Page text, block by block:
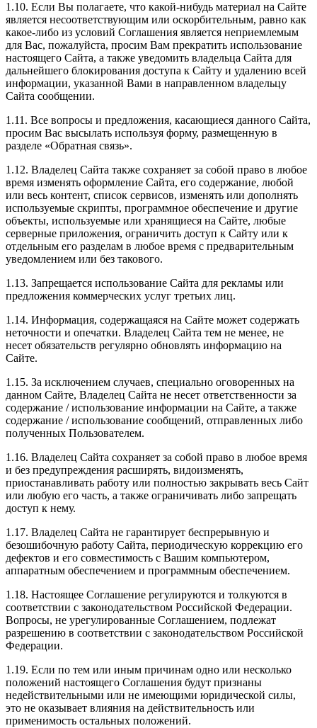
1.10. Если Вы полагаете, что какой-нибудь материал на Сайте
является несоответствующим или оскорбительным, равно как
какое-либо из условий Соглашения является неприемлемым
для Вас, пожалуйста, просим Вам прекратить использование
настоящего Сайта, а также уведомить владельца Сайта для
дальнейшего блокирования доступа к Сайту и удалению всей
информации, указанной Вами в направленном владельцу
Сайта сообщении.
1.11. Все вопросы и предложения, касающиеся данного Сайта,
просим Вас высылать используя форму, размещенную в
разделе «Обратная связь».
1.12. Владелец Сайта также сохраняет за собой право в любое
время изменять оформление Сайта, его содержание, любой
или весь контент, список сервисов, изменять или дополнять
используемые скрипты, программное обеспечение и другие
объекты, используемые или хранящиеся на Сайте, любые
серверные приложения, ограничить доступ к Сайту или к
отдельным его разделам в любое время с предварительным
уведомлением или без такового.
1.13. Запрещается использование Сайта для рекламы или
предложения коммерческих услуг третьих лиц.
1.14. Информация, содержащаяся на Сайте может содержать
неточности и опечатки. Владелец Сайта тем не менее, не
несет обязательств регулярно обновлять информацию на
Сайте.
1.15. За исключением случаев, специально оговоренных на
данном Сайте, Владелец Сайта не несет ответственности за
содержание / использование информации на Сайте, а также
содержание / использование сообщений, отправленных либо
полученных Пользователем.
1.16. Владелец Сайта сохраняет за собой право в любое время
и без предупреждения расширять, видоизменять,
приостанавливать работу или полностью закрывать весь Сайт
или любую его часть, а также ограничивать либо запрещать
доступ к нему.
1.17. Владелец Сайта не гарантирует беспрерывную и
безошибочную работу Сайта, периодическую коррекцию его
дефектов и его совместимость с Вашим компьютером,
аппаратным обеспечением и программным обеспечением.
1.18. Настоящее Соглашение регулируются и толкуются в
соответствии с законодательством Российской Федерации.
Вопросы, не урегулированные Соглашением, подлежат
разрешению в соответствии с законодательством Российской
Федерации.
1.19. Если по тем или иным причинам одно или несколько
положений настоящего Соглашения будут признаны
недействительными или не имеющими юридической силы,
это не оказывает влияния на действительность или
применимость остальных положений.